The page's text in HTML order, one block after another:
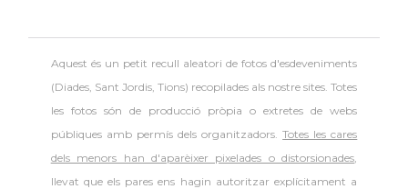
Aquest és un petit recull aleatori defotos d'esdeveniments
(Diades, Sant Jordis, Tions) recopilades als nostre sites. Totes
les fotos són de producció pròpia o extretes de webs
públiques amb permís dels organitzadors.Totes les cares
dels menors han d'aparèixer pixelades o distorsionades,
llevat que els pares ens hagin autoritzar explícitament a